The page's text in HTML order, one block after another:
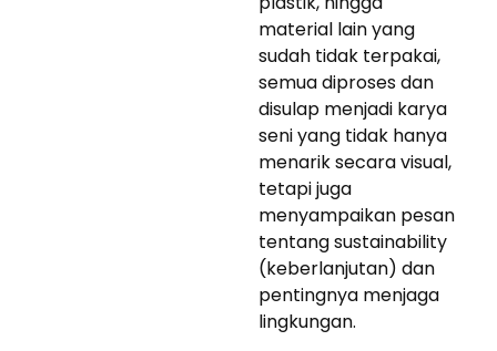
material lain yang
sudah tidak terpakai,
semua diproses dan
disulap menjadi karya
seni yang tidak hanya
menarik secara visual,
tetapi juga
menyampaikan pesan
tentang sustainability
(keberlanjutan) dan
pentingnya menjaga
lingkungan.